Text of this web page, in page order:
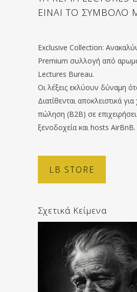
ΕΙΝΑΙ ΤΟ ΣΥΜΒΟΛΟ
Exclusive Collection:
Premium συλλογή από
Lectures Bureau.
Οι λέξεις εκλύουν δύναμη
Διατίθενται αποκλειστικά
πώληση (B2B) σε
ξενοδοχεία και hosts AirBnB.
LB STORE
Σχετικά Κείμενα